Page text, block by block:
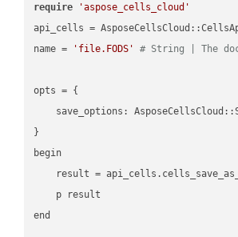
require
'aspose_cells_cloud'
api_cells =
name =
'file.FODS' # String | The
opts = {
save_options:
}
begin
result =
    p result
end